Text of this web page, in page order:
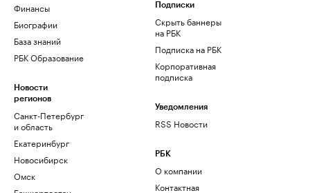
Финансы
Биографии
База знаний
РБК Образование
Новости
регионов
Санкт-Петербург
и область
Екатеринбург
Новосибирск
Омск
Подписки
Скрыть баннеры
на РБК
Подписка на РБК
Корпоративная
подписка
Уведомления
RSS Новости
РБК
О компании
Контактная